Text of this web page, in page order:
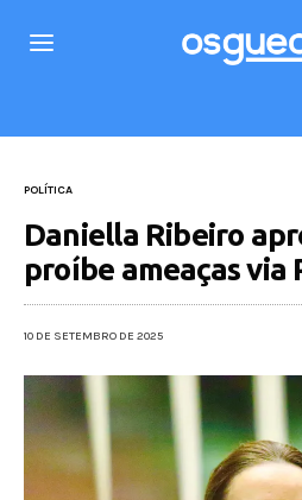
POLÍTICA
Daniella Ribeiro
proíbe ameaças via
10 DE SETEMBRO DE 2025